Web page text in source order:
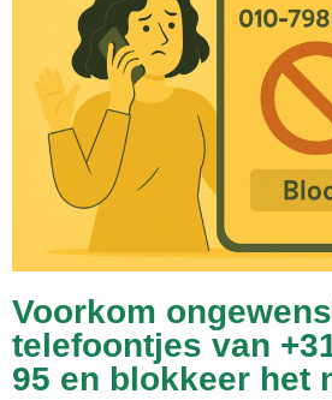
Voorkom
telefoontjes van
95 en blokkeer het